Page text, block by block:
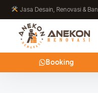
Lewati
Jasa Desain, Renovasi &
Booking